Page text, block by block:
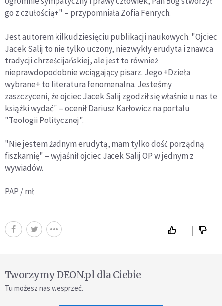
go z czułością+" – przypomniała Zofia Fenrych.
Jest autorem kilkudziesięciu publikacji naukowych. "Ojciec
Jacek Salij to nie tylko uczony, niezwykły erudyta i znawca
tradycji chrześcijańskiej, ale jest to również
nieprawdopodobnie wciągający pisarz. Jego +Dzieła
wybrane+ to literatura fenomenalna. Jesteśmy
zaszczyceni, że ojciec Jacek Salij zgodził się właśnie u nas te
książki wydać" – ocenił Dariusz Karłowicz na portalu
"Teologii Politycznej".
"Nie jestem żadnym erudytą, mam tylko dość porządną
fiszkarnię" – wyjaśnił ojciec Jacek Salij OP w jednym z
wywiadów.
PAP / mł
Tworzymy DEON.pl dla Ciebie
Tu możesz nas wesprzeć.